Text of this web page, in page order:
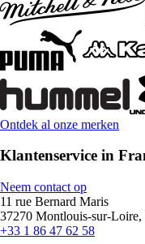
Ontdek al onze merken
Klantenservice in
Neem contact op
11 rue Bernard Maris
37270 Montlouis-sur-
+33 1 86 47 62 58